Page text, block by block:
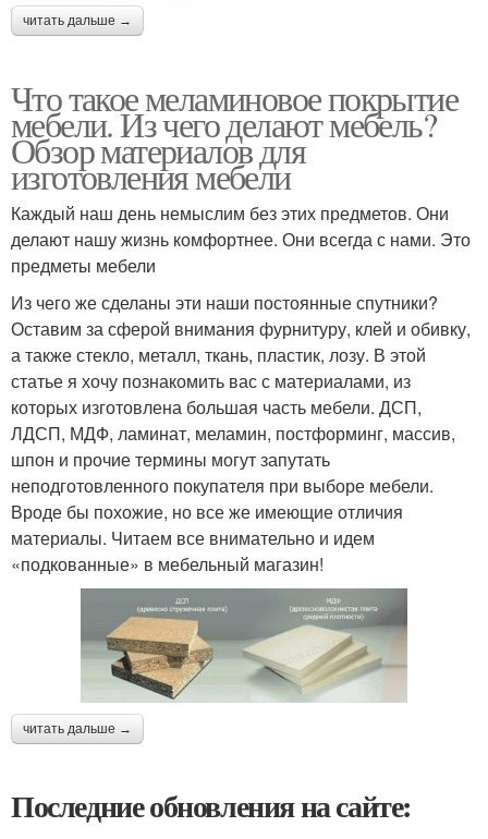
читать дальше →
Что такое меламиновое покрытие
мебели. Из чего делают мебель?
Обзор материалов для
изготовления мебели
Каждый наш день немыслим без этих предметов. Они
делают нашу жизнь комфортнее. Они всегда с нами. Это
предметы мебели
Из чего же сделаны эти наши постоянные спутники?
Оставим за сферой внимания фурнитуру, клей и обивку,
а также стекло, металл, ткань, пластик, лозу. В этой
статье я хочу познакомить вас с материалами, из
которых изготовлена большая часть мебели. ДСП,
ЛДСП, МДФ, ламинат, меламин, постформинг, массив,
шпон и прочие термины могут запутать
неподготовленного покупателя при выборе мебели.
Вроде бы похожие, но все же имеющие отличия
материалы. Читаем все внимательно и идем
«подкованные» в мебельный магазин!
читать дальше →
Последние обновления на сайте: